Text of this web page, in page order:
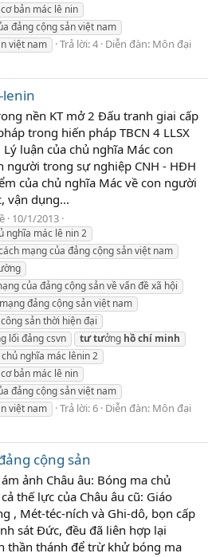
bản mác lê nin
đảng cộng sản việt nam
việt nam
Trả lời: 4 Diễn đàn: Môn đại
lenin
nền KT mở 2 Đấu tranh giai cấp
trong hiến pháp TBCN 4 LLSX
Lý luận của chủ nghĩa Mác con
người trong sự nghiệp CNH - HĐH
của chủ nghĩa Mác về con người
vận dụng...
10/1/2013
nghĩa mác lê nin 2
mạng của đảng cộng sản việt nam
của đảng cộng sản về vấn đề xã hội
đảng cộng sản việt nam
sản thời hiện đại
lối đảng csvn
tưtưởng hồchí minh
nghĩa mác lênin 2
bản mác lê nin
đảng cộng sản việt nam
việt nam
Trả lời: 6 Diễn đàn: Môn đại
cộng sản
ảnh Châu âu: Bóng ma chủ
thế lực của Châu âu cũ: Giáo
, Mét-téc-ních và Ghi-dô, bọn cấp
sát Đức, đều đã liên hợp lại
thần thánh để trừ khử bóng ma